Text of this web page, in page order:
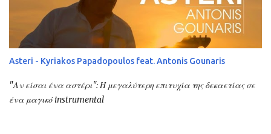
Asteri - Kyriakos Papadopoulos feat. Antonis Gounaris
"Αν είσαι ένα αστέρι": Η μεγαλύτερη επιτυχία της δεκαετίας σε
ένα μαγικό instrumental